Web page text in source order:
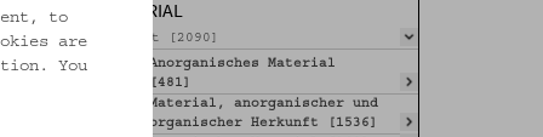
MATERIAL
Gesamt [2090]
Anorganisches Material
[481]
Material, anorganischer und
organischer Herkunft [1536]
to
are
You